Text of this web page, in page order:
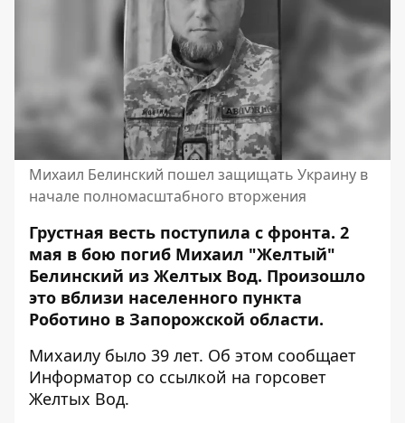
Михаил Белинский пошел защищать Украину в
начале полномасштабного вторжения
Грустная весть поступила с фронта. 2
мая в бою погиб Михаил "Желтый"
Белинский из Желтых Вод. Произошло
это вблизи населенного пункта
Роботино в Запорожской области.
Михаилу было 39 лет. Об этом сообщает
Информатор со ссылкой на горсовет
Желтых Вод.